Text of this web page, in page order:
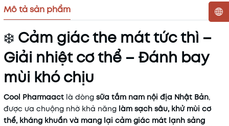
Mã khuyến mãi:
Điều kiện:
Mô tả sản phẩm
❄️ Cảm giác the mát tức thì –
Giải nhiệt cơ thể – Đánh bay
mùi khó chịu
Cool Pharmaact là dòng sữa tắm nam nội địa Nhật Bản,
được ưa chuộng nhờ khả năng làm sạch sâu, khử mùi cơ
thể, kháng khuẩn và mang lại cảm giác mát lạnh sảng